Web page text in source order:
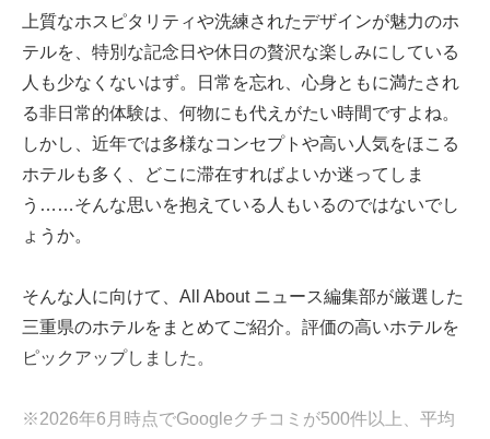
上質なホスピタリティや洗練されたデザインが魅力のホ
テルを、特別な記念日や休日の贅沢な楽しみにしている
人も少なくないはず。日常を忘れ、心身ともに満たされ
る非日常的体験は、何物にも代えがたい時間ですよね。
しかし、近年では多様なコンセプトや高い人気をほこる
ホテルも多く、どこに滞在すればよいか迷ってしま
う……そんな思いを抱えている人もいるのではないでし
ょうか。
そんな人に向けて、All About ニュース編集部が厳選した
三重県のホテルをまとめてご紹介。評価の高いホテルを
ピックアップしました。
※2026年6月時点でGoogleクチコミが500件以上、平均